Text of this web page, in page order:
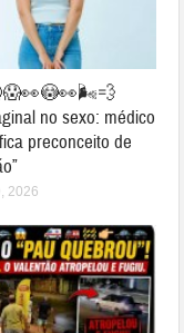
no sexo: médico
preconceito de
2026